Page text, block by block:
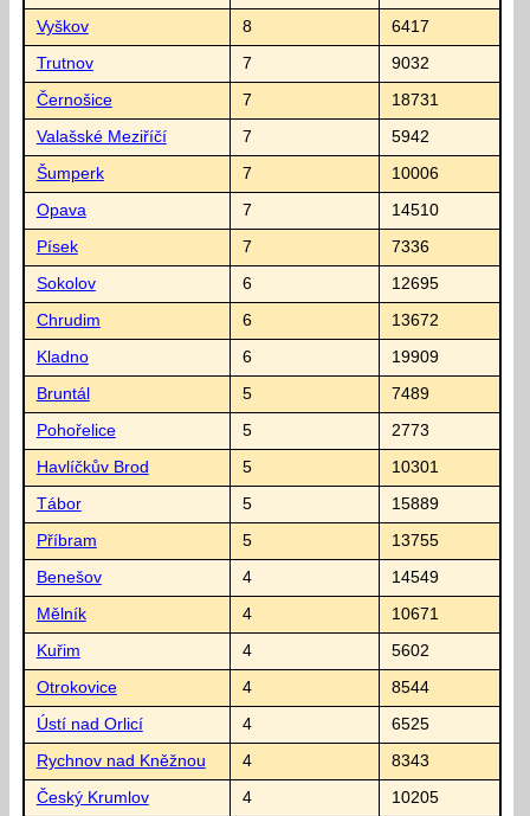
Vyškov 8 6417
Trutnov 7 9032
Černošice 7 18731
Valašské Meziříčí 7 5942
Šumperk 7 10006
Opava 7 14510
Písek 7 7336
Sokolov 6 12695
Chrudim 6 13672
Kladno 6 19909
Bruntál 5 7489
Pohořelice 5 2773
Havlíčkův Brod 5 10301
Tábor 5 15889
Příbram 5 13755
Benešov 4 14549
Mělník 4 10671
Kuřim 4 5602
Otrokovice 4 8544
Ústí nad Orlicí 4 6525
Rychnov nad Kněžnou 4 8343
Český Krumlov 4 10205